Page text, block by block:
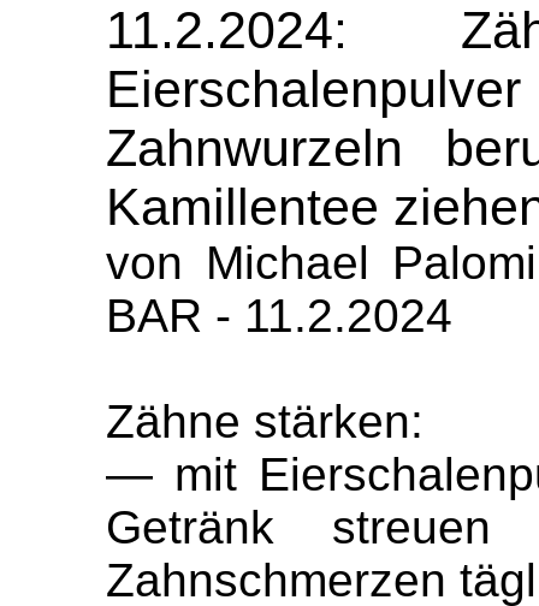
11.2.2024:
Zahnwurzeln
Kamillentee
von Michael
BAR - 11.2.2024
Zähne stärken:
— mit
Getränk
Zahnschmerzen